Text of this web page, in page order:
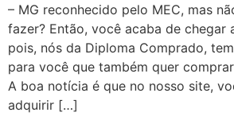
– MG reconhecido pelo MEC, mas
fazer? Então, você acaba de chegar
pois, nós da Diploma Comprado,
para você que também quer
A boa notícia é que no nosso site,
adquirir […]